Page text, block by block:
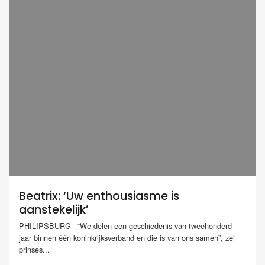
Beatrix: ‘Uw enthousiasme is
aanstekelijk’
PHILIPSBURG –“We delen een geschiedenis van tweehonderd
jaar binnen één koninkrijksverband en die is van ons samen”, zei
prinses...